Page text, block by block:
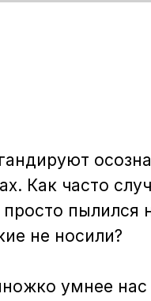
Как часто
пылился
не носили?
умнее